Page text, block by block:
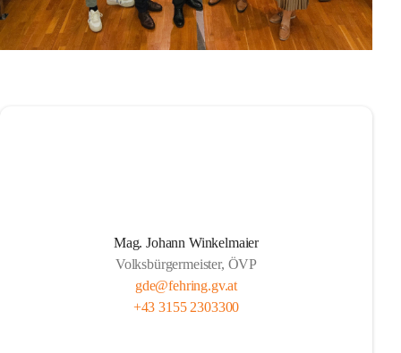
Mag. Johann Winkelmaier
Volksbürgermeister, ÖVP
gde@fehring.gv.at
+43 3155 2303300